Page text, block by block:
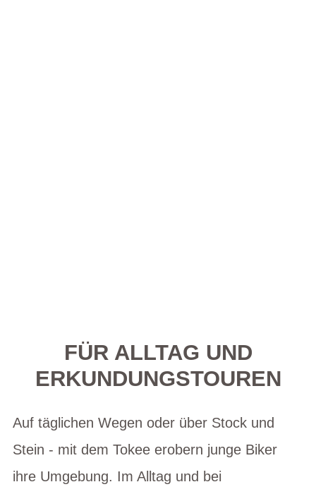
FÜR ALLTAG UND
ERKUNDUNGSTOUREN
Auf täglichen Wegen oder über Stock und
Stein - mit dem Tokee erobern junge Biker
ihre Umgebung. Im Alltag und bei